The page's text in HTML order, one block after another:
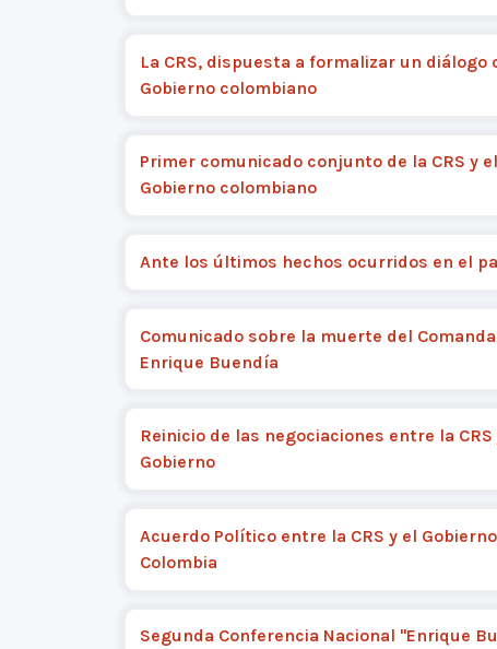
La CRS, dispuesta a formalizar un diálogo
Gobierno colombiano
Primer comunicado conjunto de la CRS y el
Gobierno colombiano
Ante los últimos hechos ocurridos en el
Comunicado sobre la muerte del
Enrique Buendía
Reinicio de las negociaciones entre la CRS
Gobierno
Acuerdo Político entre la CRS y el
Colombia
Segunda Conferencia Nacional "Enrique